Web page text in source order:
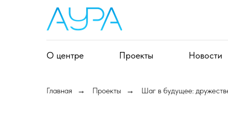
О центре Проекты Новости
Главная → Проекты → Шаг в будущее: